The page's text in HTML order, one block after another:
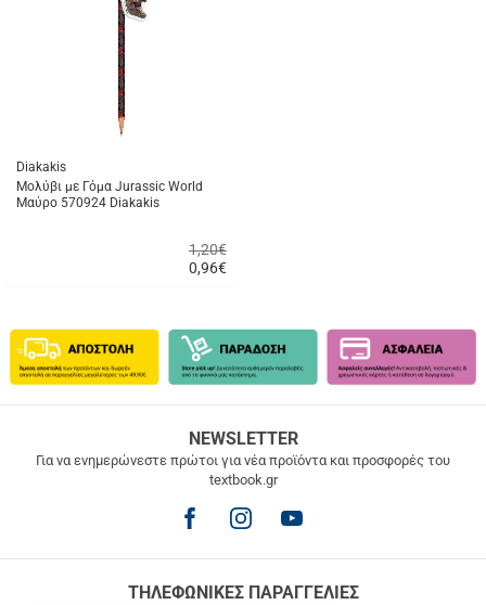
Diakakis
Μολύβι με Γόμα Jurassic World
Μαύρο 570924 Diakakis
0,96€
1,20€
ΜΕΤΑΦΟΡΙΚΑ
άνω
NEWSLETTER
Για να ενημερώνεστε πρώτοι για νέα προϊόντα και προσφορές του
textbook.gr
ΤΗΛΕΦΩΝΙΚΕΣ ΠΑΡΑΓΓΕΛΙΕΣ